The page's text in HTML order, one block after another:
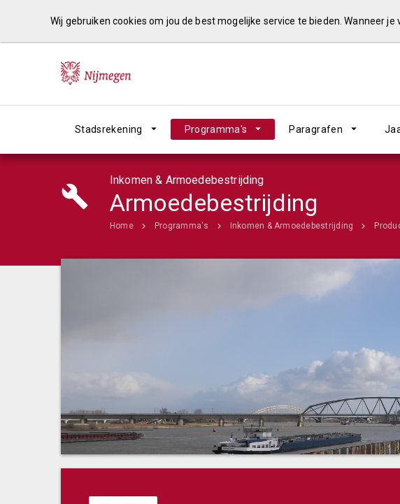
Stadsrekening Programma's Paragrafen
Inkomen & Armoedebestrijding
Armoedebestrijding
Home Programma's Inkomen & Armoedebestrijding
Wij gebruiken cookies om jou de best mogelijke service te bieden. Wanneer